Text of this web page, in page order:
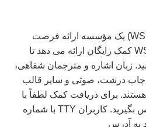
اطلاعات ضروری است. (WSO) یک مؤسسه ارائه فرصت
برابر است. کمک رایگان WSO کمک رایگان ارائه می دهد تا
زبان اشاره و مترجمان شفاهی،
چاپ درشت، صوتی و سایر قالب
برای دریافت کمک لطفاً با
شماره 844-808-9675 تماس بگیرید. کاربران TTY با شماره